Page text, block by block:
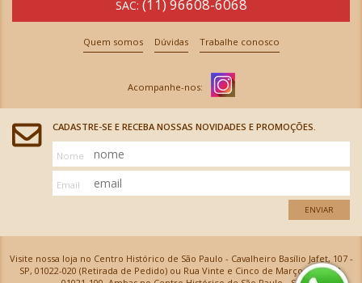
SAC: (11) 96608-6068
Quem somos Dúvidas Trabalhe conosco
CADASTRE-SE E RECEBA NOSSAS NOVIDADES E PROMOÇÕES.
Nome
Email
ENVIAR
Visite nossa loja no Centro Histórico de São Paulo - Cavalheiro Basílio Jafet, 107 -
SP, 01022-020 (Retirada de Pedido) ou Rua Vinte e Cinco de Março, 576 - SP,